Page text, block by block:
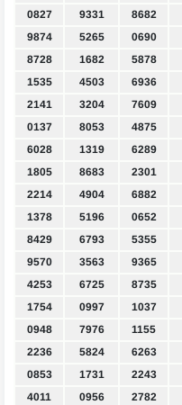
0827
9331 8682
9874
5265 0690
8728
1682 5878
1535
4503 6936
2141
3204 7609
0137
8053 4875
6028
1319 6289
1805
8683 2301
2214
4904 6882
1378
5196 0652
8429
6793 5355
9570
3563 9365
4253
6725 8735
1754
0997 1037
0948
7976 1155
2236
5824 6263
0853
1731 2243
4011
0956 2782